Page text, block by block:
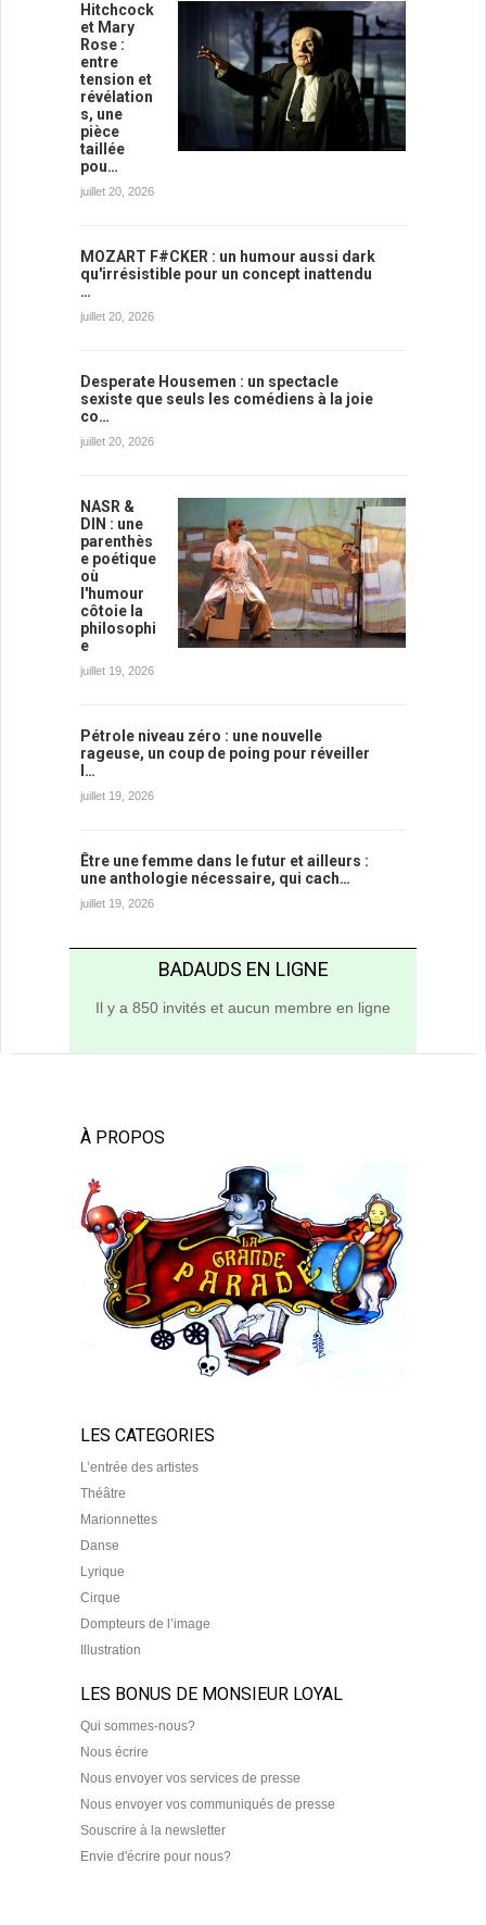
Hitchcock
et Mary
Rose :
entre
tension et
révélation
s, une
pièce
taillée
pou…
juillet 20, 2026
MOZART F#CKER : un humour aussi dark
qu'irrésistible pour un concept inattendu
…
juillet 20, 2026
Desperate Housemen : un spectacle
sexiste que seuls les comédiens à la joie
co…
juillet 20, 2026
NASR &
DIN : une
parenthès
e poétique
où
l'humour
côtoie la
philosophi
e
juillet 19, 2026
Pétrole niveau zéro : une nouvelle
rageuse, un coup de poing pour réveiller
l…
juillet 19, 2026
Être une femme dans le futur et ailleurs :
une anthologie nécessaire, qui cach…
juillet 19, 2026
BADAUDS EN LIGNE
Il y a 850 invités et aucun membre en ligne
À PROPOS
LES CATEGORIES
L’entrée des artistes
Théâtre
Marionnettes
Danse
Lyrique
Cirque
Dompteurs de l’image
Illustration
LES BONUS DE MONSIEUR LOYAL
Qui sommes-nous?
Nous écrire
Nous envoyer vos services de presse
Nous envoyer vos communiqués de presse
Souscrire à la newsletter
Envie d'écrire pour nous?